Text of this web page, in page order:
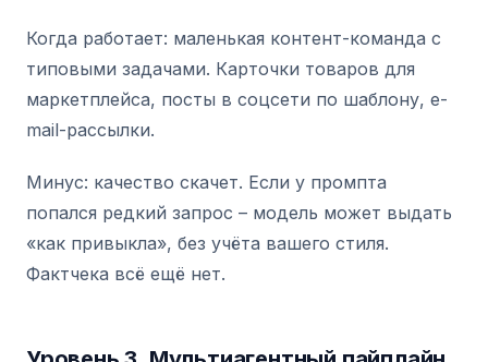
Когда работает: маленькая контент-команда с
типовыми задачами. Карточки товаров для
маркетплейса, посты в соцсети по шаблону, e-
mail-рассылки.
Минус: качество скачет. Если у промпта
попался редкий запрос – модель может выдать
«как привыкла», без учёта вашего стиля.
Фактчека всё ещё нет.